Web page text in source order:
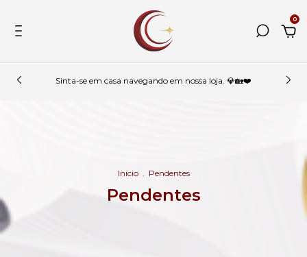
0
Sinta-se em casa navegando em nossa loja. 💎🏡❤️
Início . Pendentes
Pendentes